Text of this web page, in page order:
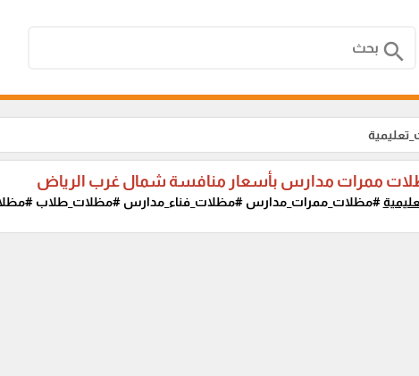
search
ممرات مدارس بأسعار منافسة شمال غرب الرياض
#مظلات_ممرات_مدارس #مظلات_فناء_مدارس #مظلات_طلاب